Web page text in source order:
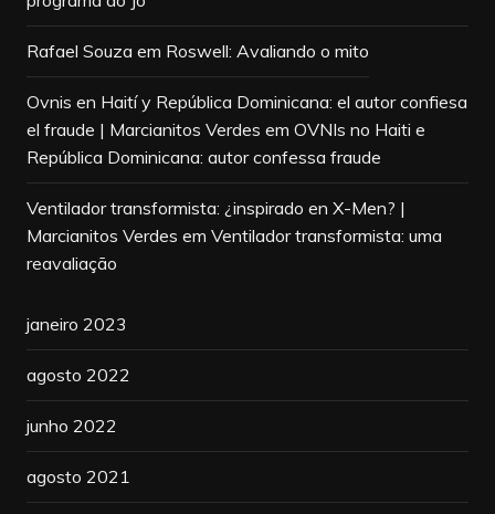
Rafael Souza em Roswell: Avaliando o mito
Ovnis en Haití y República Dominicana: el autor confiesa
el fraude | Marcianitos Verdes em OVNIs no Haiti e
República Dominicana: autor confessa fraude
Ventilador transformista: ¿inspirado en X-Men? |
Marcianitos Verdes em Ventilador transformista: uma
reavaliação
janeiro 2023
agosto 2022
junho 2022
agosto 2021